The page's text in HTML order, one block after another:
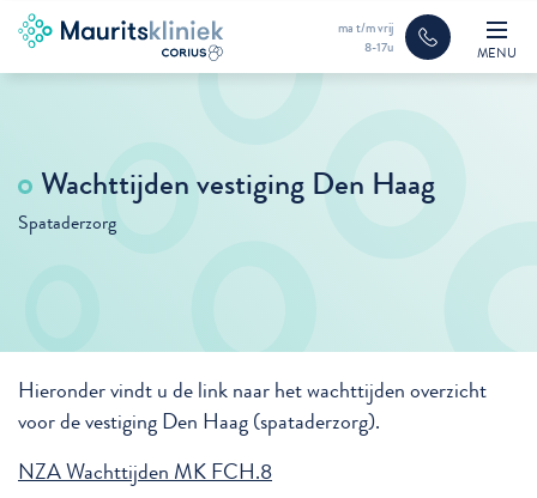
ma t/m vrij
8-17u
MENU
Wachttijden vestiging Den Haag
Spataderzorg
Hieronder vindt u de link naar het wachttijden overzicht
voor de vestiging Den Haag (spataderzorg).
NZA Wachttijden MK FCH.8